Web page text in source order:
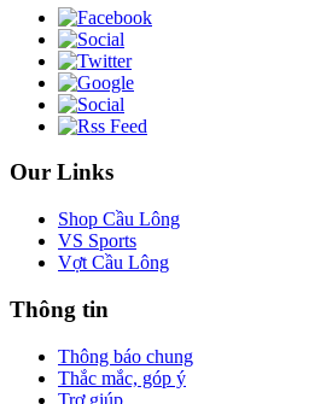
Our Links
Shop Cầu Lông
VS Sports
Vợt Cầu Lông
Thông tin
Thông báo chung
Thắc mắc, góp ý
Trợ giúp